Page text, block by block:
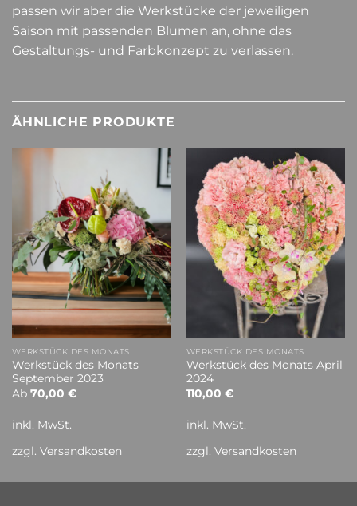
passen wir aber die Werkstücke der jeweiligen
Saison mit passenden Blumen an, ohne das
Gestaltungs- und Farbkonzept zu verlassen.
ÄHNLICHE PRODUKTE
WERKSTÜCK DES MONATS
Werkstück des Monats
September 2023
Ab 70,00 €
inkl. MwSt.
zzgl. Versandkosten
WERKSTÜCK DES MONATS
Werkstück des Monats April
2024
110,00 €
inkl. MwSt.
zzgl. Versandkosten